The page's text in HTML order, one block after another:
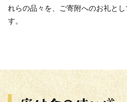
れらの品々を、ご寄附へのお礼と
す。